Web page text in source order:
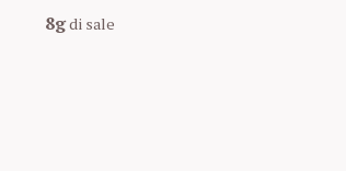
8gdi sale